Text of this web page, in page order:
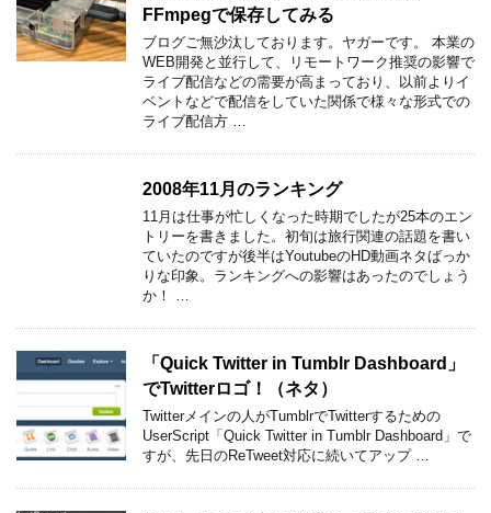
FFmpegで保存してみる
ブログご無沙汰しております。ヤガーです。 本業の
WEB開発と並行して、リモートワーク推奨の影響で
ライブ配信などの需要が高まっており、以前よりイ
ベントなどで配信をしていた関係で様々な形式での
ライブ配信方 …
2008年11月のランキング
11月は仕事が忙しくなった時期でしたが25本のエン
トリーを書きました。初旬は旅行関連の話題を書い
ていたのですが後半はYoutubeのHD動画ネタばっか
りな印象。ランキングへの影響はあったのでしょう
か！ …
「Quick Twitter in Tumblr Dashboard」
でTwitterロゴ！（ネタ）
Twitterメインの人がTumblrでTwitterするための
UserScript「Quick Twitter in Tumblr Dashboard」で
すが、先日のReTweet対応に続いてアップ …